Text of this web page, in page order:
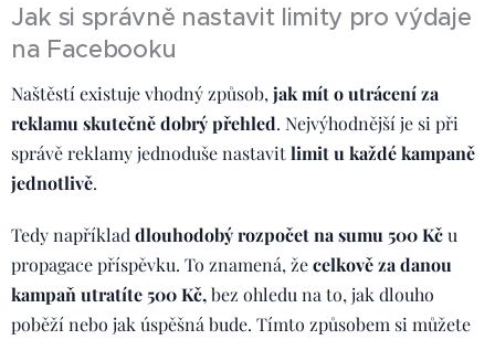
Jak si správně nastavit limity pro výdaje
na Facebooku
Naštěstí existuje vhodný způsob, jak mít o utrácení za
reklamu skutečně dobrý přehled. Nejvýhodnější je si při
správě reklamy jednoduše nastavitlimit u každé kampaně
jednotlivě.
Tedy například dlouhodobý rozpočet na sumu 500 Kču
propagace příspěvku. To znamená, žecelkově za danou
kampaň utratíte 500 Kč,bez ohledu na to, jak dlouho
poběží nebo jak úspěšná bude. Tímto způsobem si můžete